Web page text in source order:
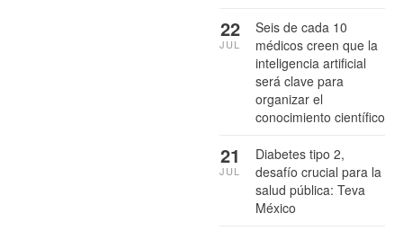
Seis de cada 10
médicos creen que la
inteligencia artificial
será clave para
organizar el
conocimiento científico
22
JUL
Diabetes tipo 2,
desafío crucial para la
salud pública: Teva
México
21
JUL